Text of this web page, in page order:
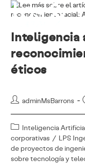
Inteligencia
éticos
Autor
entrada:
adminMsBarrons
Categoría
de
la
entrada:
Inteligencia
corporativas / LPS
de proyectos de
sobre tecnología y